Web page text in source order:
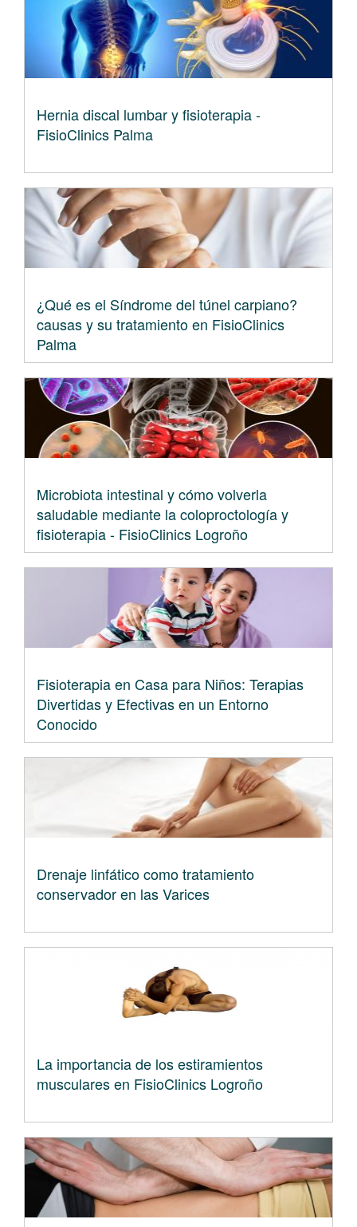
Hernia discal lumbar y fisioterapia -
FisioClinics Palma
¿Qué es el Síndrome del túnel carpiano?
causas y su tratamiento en FisioClinics
Palma
Microbiota intestinal y cómo volverla
saludable mediante la coloproctología y
fisioterapia - FisioClinics Logroño
Fisioterapia en Casa para Niños: Terapias
Divertidas y Efectivas en un Entorno
Conocido
Drenaje linfático como tratamiento
conservador en las Varices
La importancia de los estiramientos
musculares en FisioClinics Logroño